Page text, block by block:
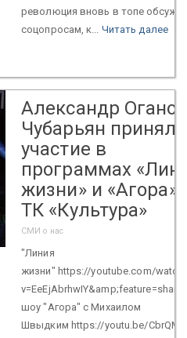
революция вновь в топе
соцопросам, к... Читать далее
Александр
Чубарьян принял
участие в
программах
жизни» и «Агора»
ТК «Культура»
СМИ о нас
"Линия
жизни" https://youtube.com/
v=EeEjAbrhwIY&amp;feature=share
шоу "Агора" с Михаилом
Швыдким https://youtu.be/